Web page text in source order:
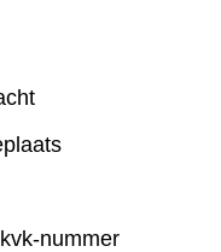
nummer